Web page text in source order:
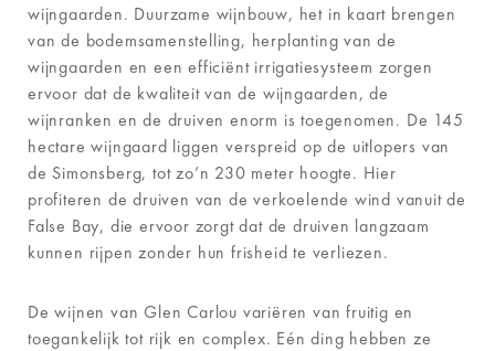
wijngaarden. Duurzame wijnbouw, het in kaart brengen
van de bodemsamenstelling, herplanting van de
wijngaarden en een efficiënt irrigatiesysteem zorgen
ervoor dat de kwaliteit van de wijngaarden, de
wijnranken en de druiven enorm is toegenomen. De 145
hectare wijngaard liggen verspreid op de uitlopers van
de Simonsberg, tot zo’n 230 meter hoogte. Hier
profiteren de druiven van de verkoelende wind vanuit de
False Bay, die ervoor zorgt dat de druiven langzaam
kunnen rijpen zonder hun frisheid te verliezen.
De wijnen van Glen Carlou variëren van fruitig en
toegankelijk tot rijk en complex. Eén ding hebben ze